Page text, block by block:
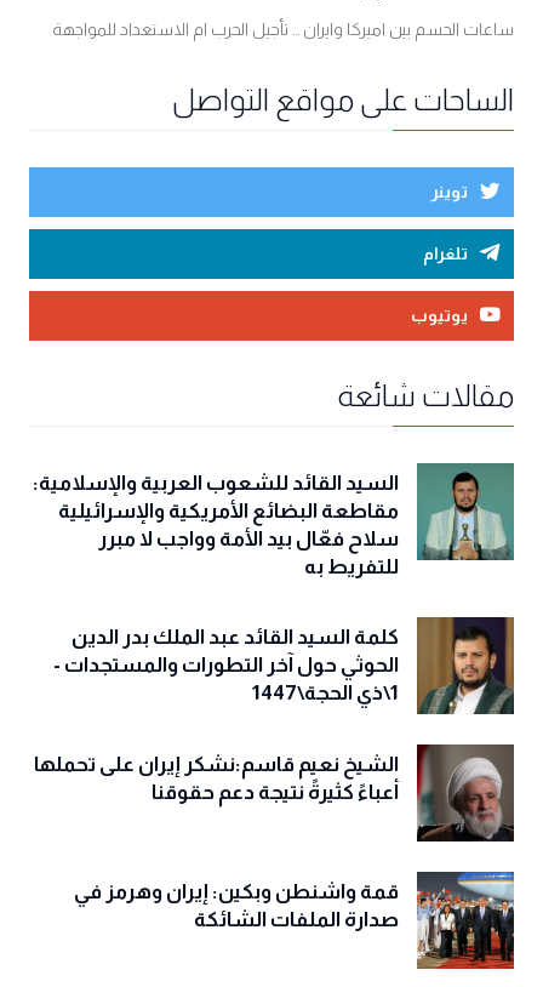
ساعات الحسم بين اميركا وايران ... تأجيل الحرب ام الاستعداد للمواجهة
الساحات على مواقع التواصل
توينر
تلغرام
يوتيوب
مقالات شائعة
السيد القائد للشعوب العربية والإسلامية:
مقاطعة البضائع الأمريكية والإسرائيلية
سلاح فعّال بيد الأمة وواجب لا مبرر
للتفريط به
كلمة السيد القائد عبد الملك بدر الدين
الحوثي حول آخر التطورات والمستجدات -
1\ذي الحجة\1447
الشيخ نعيم قاسم:نشكر إيران على تحملها
أعباءً كثيرةً نتيجة دعم حقوقنا
قمة واشنطن وبكين: إيران وهرمز في
صدارة الملفات الشائكة